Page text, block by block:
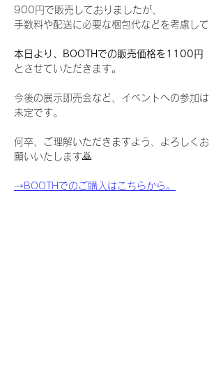
900円で販売しておりましたが、
手数料や配送に必要な梱包代などを考慮して
本日より、BOOTHでの販売価格を1100円
とさせていただきます。
今後の展示即売会など、イベントへの参加は
未定です。
何卒、ご理解いただきますよう、よろしくお
願いいたします🙇
→BOOTHでのご購入はこちらから。